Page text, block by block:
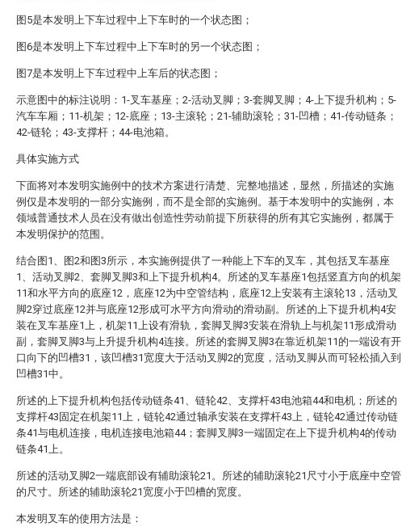
图5是本发明上下车过程中上下车时的一个状态图；
图6是本发明上下车过程中上下车时的另一个状态图；
图7是本发明上下车过程中上车后的状态图；
示意图中的标注说明：1-叉车基座；2-活动叉脚；3-套脚叉脚；4-上下提升机构；5-
汽车车厢；11-机架；12-底座；13-主滚轮；21-辅助滚轮；31-凹槽；41-传动链条；
42-链轮；43-支撑杆；44-电池箱。
具体实施方式
下面将对本发明实施例中的技术方案进行清楚、完整地描述，显然，所描述的实施
例仅是本发明的一部分实施例，而不是全部的实施例。基于本发明中的实施例，本
领域普通技术人员在没有做出创造性劳动前提下所获得的所有其它实施例，都属于
本发明保护的范围。
结合图1、图2和图3所示，本实施例提供了一种能上下车的叉车，其包括叉车基座
1、活动叉脚2、套脚叉脚3和上下提升机构4。所述的叉车基座1包括竖直方向的机架
11和水平方向的底座12，底座12为中空管结构，底座12上安装有主滚轮13，活动叉
脚2穿过底座12并与底座12形成可水平方向滑动的滑动副。所述的上下提升机构4安
装在叉车基座1上，机架11上设有滑轨，套脚叉脚3安装在滑轨上与机架11形成滑动
副，套脚叉脚3与上升提升机构4连接。所述的套脚叉脚3在靠近机架11的一端设有开
口向下的凹槽31，该凹槽31宽度大于活动叉脚2的宽度，活动叉脚从而可轻松插入到
凹槽31中。
所述的上下提升机构包括传动链条41、链轮42、支撑杆43电池箱44和电机；所述的
支撑杆43固定在机架11上，链轮42通过轴承安装在支撑杆43上，链轮42通过传动链
条41与电机连接，电机连接电池箱44；套脚叉脚3一端固定在上下提升机构4的传动
链条41上。
所述的活动叉脚2一端底部设有辅助滚轮21。所述的辅助滚轮21尺寸小于底座中空管
的尺寸。所述的辅助滚轮21宽度小于凹槽的宽度。
本发明叉车的使用方法是：